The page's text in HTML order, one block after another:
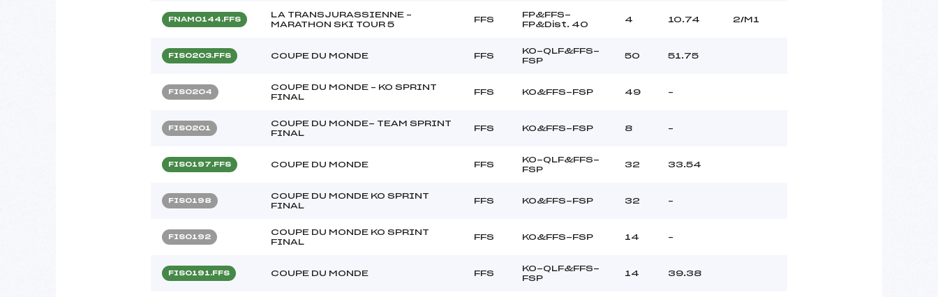
FNAM0144.FFS
LA TRANSJURASSIENNE –
MARATHON SKI TOUR 5
FFS
FP&FFS-
FP&Dist. 40
4 10.74 2/M1
FIS0203.FFS COUPE DU MONDE FFS
KO-QLF&FFS-
FSP
50 51.75
FIS0204
COUPE DU MONDE – KO SPRINT
FINAL
FFS KO&FFS-FSP 49 –
FIS0201
COUPE DU MONDE- TEAM SPRINT
FINAL
FFS KO&FFS-FSP 8 –
FIS0197.FFS COUPE DU MONDE FFS
KO-QLF&FFS-
FSP
32 33.54
FIS0198
COUPE DU MONDE KO SPRINT
FINAL
FFS KO&FFS-FSP 32 –
FIS0192
COUPE DU MONDE KO SPRINT
FINAL
FFS KO&FFS-FSP 14 –
FIS0191.FFS COUPE DU MONDE FFS
KO-QLF&FFS-
FSP
14 39.38